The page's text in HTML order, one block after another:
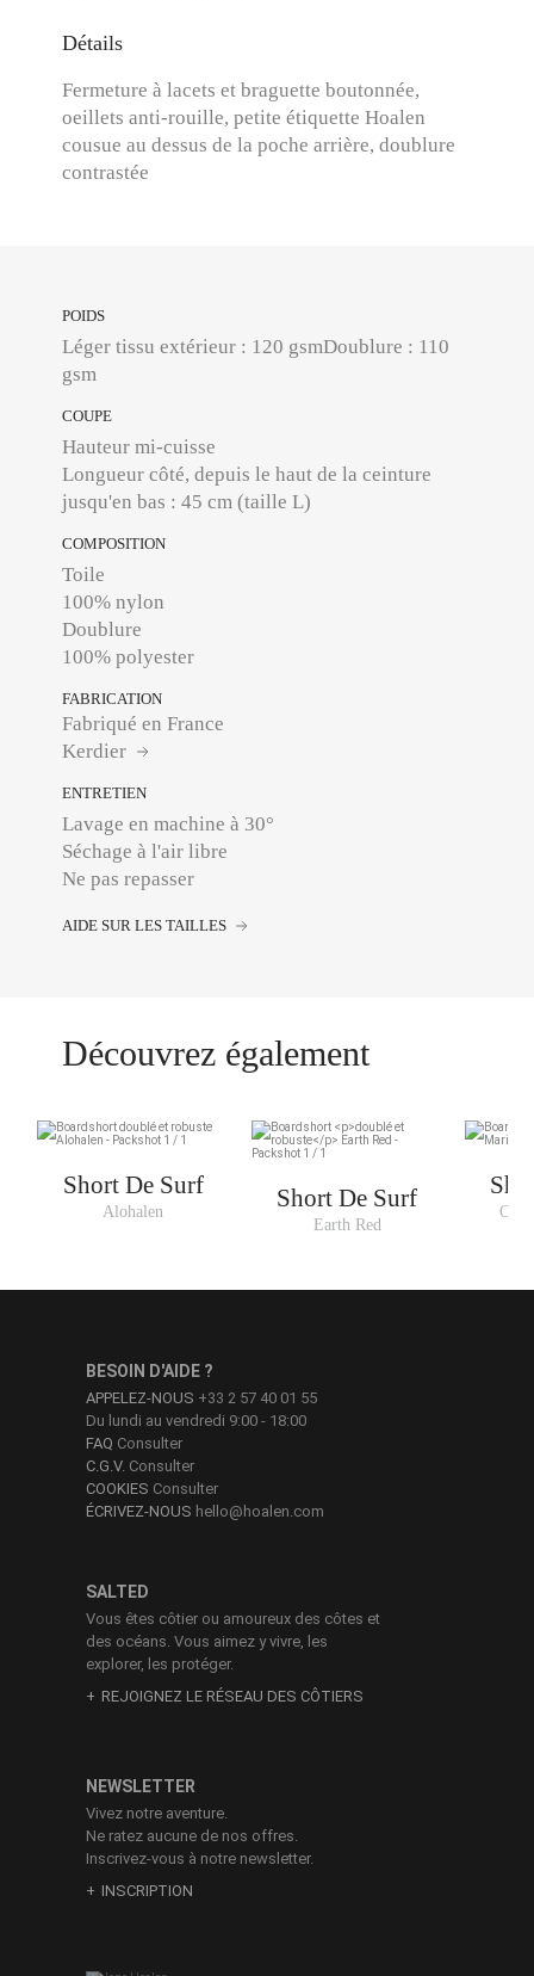
Détails
Fermeture à lacets et braguette boutonnée,
oeillets anti-rouille, petite étiquette Hoalen
cousue au dessus de la poche arrière, doublure
contrastée
POIDS
Léger tissu extérieur : 120 gsmDoublure : 110
gsm
COUPE
Hauteur mi-cuisse
Longueur côté, depuis le haut de la ceinture
jusqu'en bas : 45 cm (taille L)
COMPOSITION
Toile
100% nylon
Doublure
100% polyester
FABRICATION
Fabriqué en France
Kerdier
ENTRETIEN
Lavage en machine à 30°
Séchage à l'air libre
Ne pas repasser
AIDE SUR LES TAILLES
Découvrez également
Short De Surf
Alohalen Short De Surf
Earth Red
Old
SALTED
Vous êtes côtier ou amoureux des côtes et
des océans. Vous aimez y vivre, les
explorer, les protéger.
REJOIGNEZ LE RÉSEAU DES CÔTIERS
BESOIN D'AIDE ?
APPELEZ-NOUS +33 2 57 40 01 55
Du lundi au vendredi 9:00 - 18:00
FAQ Consulter
C.G.V. Consulter
COOKIES Consulter
ÉCRIVEZ-NOUS hello@hoalen.com
NEWSLETTER
Vivez notre aventure.
Ne ratez aucune de nos offres.
Inscrivez-vous à notre newsletter.
INSCRIPTION